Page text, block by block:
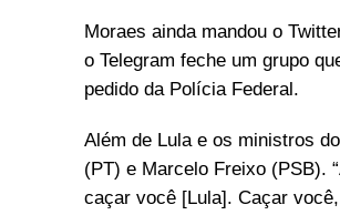
Moraes ainda mandou o
o Telegram feche um grupo
pedido da Polícia Federal.
Além de Lula e os ministros
(PT) e Marcelo Freixo (PSB).
caçar você [Lula]. Caçar